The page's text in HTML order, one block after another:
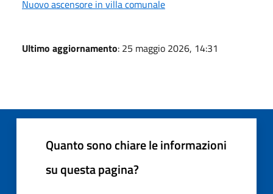
Nuovo ascensore in villa comunale
Ultimo aggiornamento: 25 maggio 2026, 14:31
Quanto sono chiare le informazioni
su questa pagina?